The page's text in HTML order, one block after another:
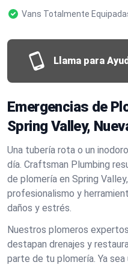
Vans Totalmente
Llama para
Emergencias de
Spring Valley,
Una tubería rota o un
día. Craftsman Plumbing
de plomería en Spring
profesionalismo y
daños y estrés.
Nuestros plomeros
destapan drenajes y
parte de tu plomería. Ya